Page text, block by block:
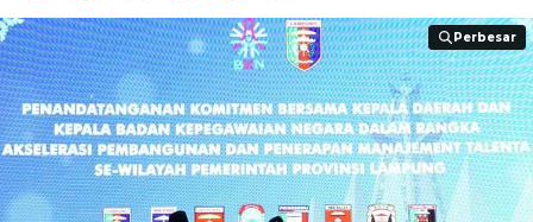
Perbesar
Perbesar